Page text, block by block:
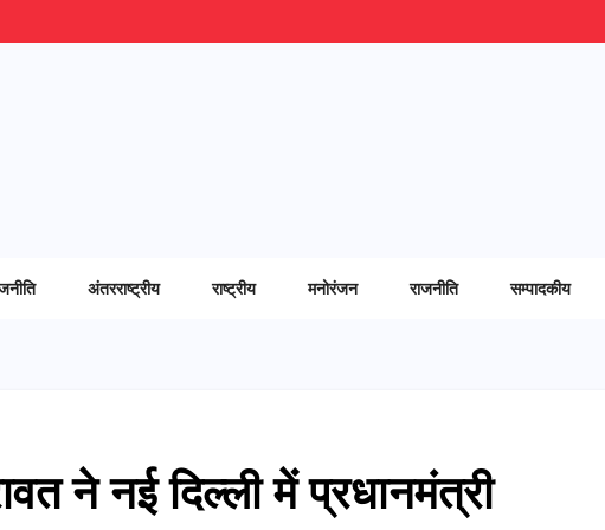
अंतरराष्ट्रीय राष्ट्रीय मनोरंजन राजनीति सम्पादकीय
ने नई दिल्ली में प्रधानमंत्री